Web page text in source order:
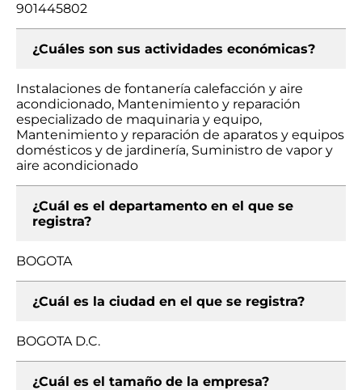
901445802
¿Cuáles son sus actividades económicas?
Instalaciones de fontanería calefacción y aire
acondicionado, Mantenimiento y reparación
especializado de maquinaria y equipo,
Mantenimiento y reparación de aparatos y equipos
domésticos y de jardinería, Suministro de vapor y
aire acondicionado
¿Cuál es el departamento en el que se
registra?
BOGOTA
¿Cuál es la ciudad en el que se registra?
BOGOTA D.C.
¿Cuál es el tamaño de la empresa?